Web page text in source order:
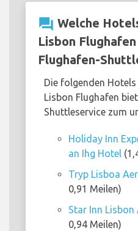
question_answer Welche
Lisbon
Flughafen-
Die folgenden
Lisbon Flughafen
Shuttleservice zum
Holiday Inn
an Ihg Hotel
Tryp Lisboa
0,91 Meilen)
Star Inn
0,94 Meilen)